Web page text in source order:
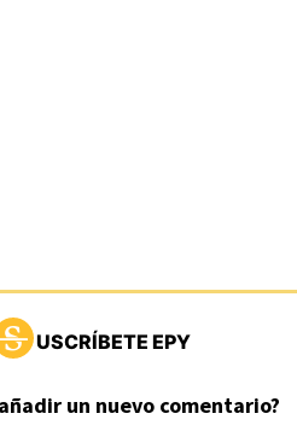
USCRÍBETE EPY
un nuevo comentario?